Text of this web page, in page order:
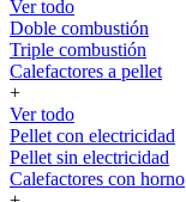
Ver todo
Doble combustión
Triple combustión
Calefactores a pellet
+
Ver todo
Pellet con electricidad
Pellet sin electricidad
Calefactores con horno